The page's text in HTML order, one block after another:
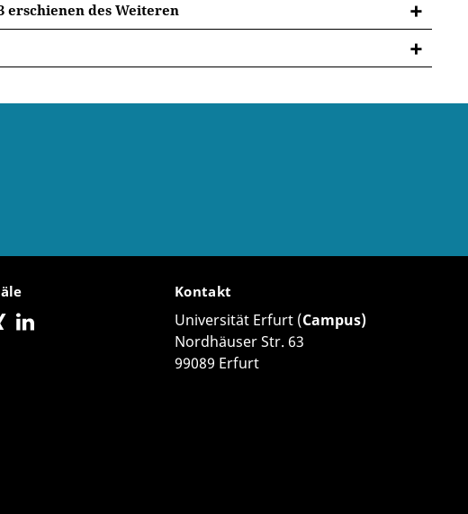
erschienen des Weiteren
v. Markus Kleinert und Gerhard Schreiber. Berlin, Boston:
Kontakt
Universität Erfurt (Campus)
Nordhäuser Str. 63
99089 Erfurt